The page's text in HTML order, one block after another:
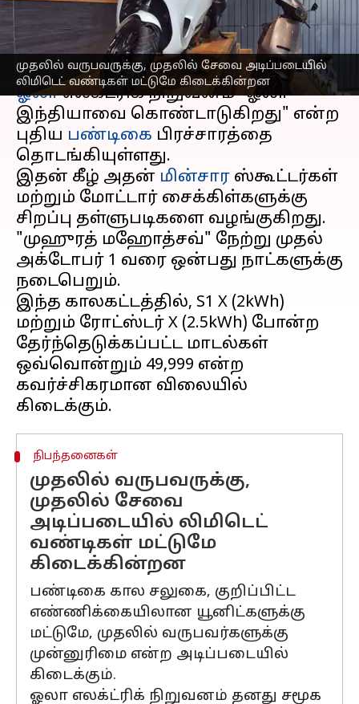
முதலில் வருபவருக்கு, முதலில் சேவை அடிப்படையில்
லிமிடெட் வண்டிகள் மட்டுமே கிடைக்கின்றன
Venkatalakshmi V Sep 24, 2025 07:19 pm
செய்தி முன்னோட்டம்
ஓலாஎலக்ட்ரிக் நிறுவனம் "ஓலா
இந்தியாவை கொண்டாடுகிறது" என்ற
புதிய பண்டிகை பிரச்சாரத்தை
தொடங்கியுள்ளது.
இதன் கீழ் அதன் மின்சார ஸ்கூட்டர்கள்
மற்றும் மோட்டார் சைக்கிள்களுக்கு
சிறப்பு தள்ளுபடிகளை வழங்குகிறது.
"முஹுரத் மஹோத்சவ்" நேற்று முதல்
அக்டோபர் 1 வரை ஒன்பது நாட்களுக்கு
நடைபெறும்.
இந்த காலகட்டத்தில், S1 X (2kWh)
மற்றும் ரோட்ஸ்டர் X (2.5kWh) போன்ற
தேர்ந்தெடுக்கப்பட்ட மாடல்கள்
ஒவ்வொன்றும் ₹49,999 என்ற
கவர்ச்சிகரமான விலையில்
நிபந்தனைகள்
முதலில் வருபவருக்கு,
முதலில் சேவை
அடிப்படையில் லிமிடெட்
வண்டிகள் மட்டுமே
கிடைக்கின்றன
பண்டிகை கால சலுகை, குறிப்பிட்ட
எண்ணிக்கையிலான யூனிட்களுக்கு
மட்டுமே, முதலில் வருபவர்களுக்கு
முன்னுரிமை என்ற அடிப்படையில்
கிடைக்கும்.
ஓலா எலக்ட்ரிக் நிறுவனம் தனது சமூக